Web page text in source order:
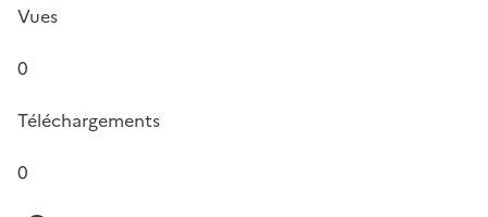
Vues
0
Téléchargements
0